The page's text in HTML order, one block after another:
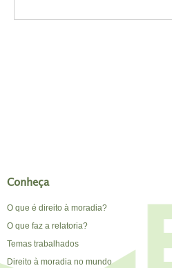
Conheça
O que é direito à moradia?
O que faz a relatoria?
Temas trabalhados
Direito à moradia no mundo